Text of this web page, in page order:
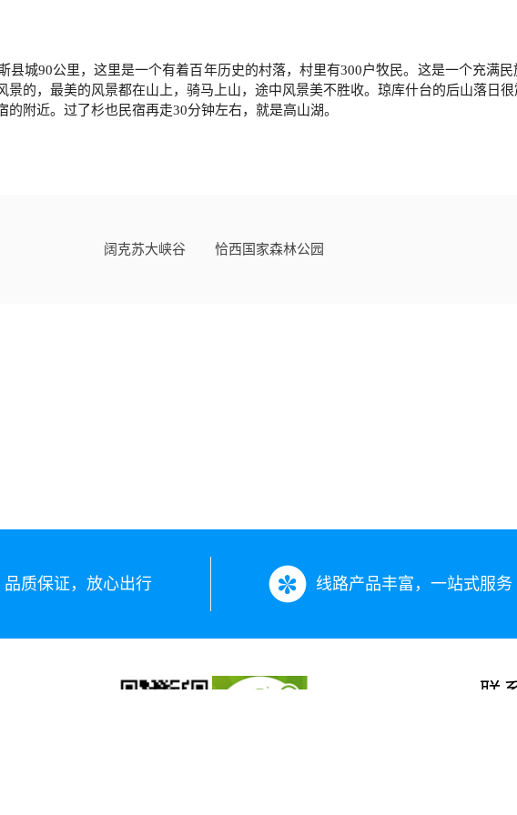
城90公里，这里是一个有着百年历史的村落，村里有300户牧民。这是一个充满
的，最美的风景都在山上，骑马上山，途中风景美不胜收。 琼库什台的后山落日
附近。过了杉也民宿再走30分钟左右，就是高山湖。
阔克苏大峡谷 恰西国家森林公园
品质保证，放心出行 线路产品丰富，一站式服务
联